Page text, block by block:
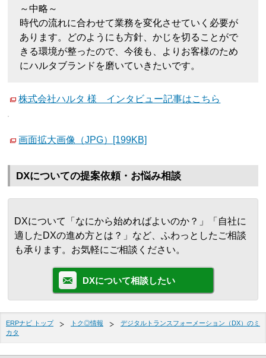
～中略～
時代の流れに合わせて業務を変化させていく必要が
あります。どのようにも方針、かじを切ることがで
きる環境が整ったので、今後も、よりお客様のため
にハルタブランドを磨いていきたいです。
株式会社ハルタ 様 インタビュー記事はこちら
画面拡大画像（JPG）[199KB]
DXについての提案依頼・お悩み相談
DXについて「なにから始めればよいのか？」「自社に
適したDXの進め方とは？」など、ふわっとしたご相談
も承ります。お気軽にご相談ください。
DXについて相談したい
ERPナビ トップ トク◎情報
デジタルトランスフォーメーション（DX）のミ
カタ